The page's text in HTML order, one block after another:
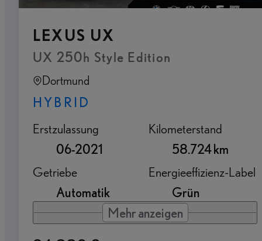
LEXUS UX
UX 250h Style Edition
Dortmund
HYBRID
Erstzulassung
06-2021
Kilometerstand
58.724 km
Getriebe
Automatik
Energieeffizienz-Label
Grün
Mehr anzeigen